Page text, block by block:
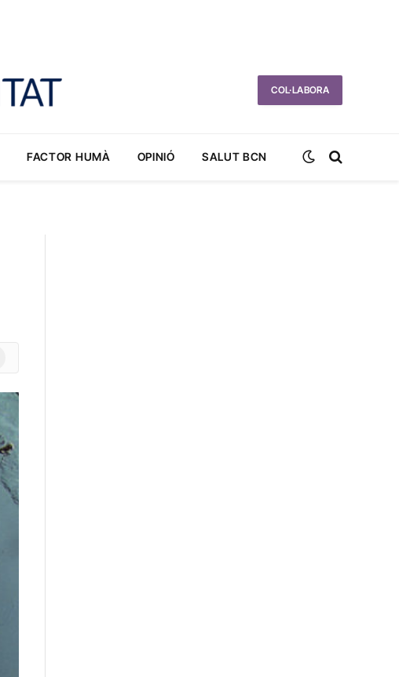
COL·LABORA
FACTOR HUMÀ OPINIÓ SALUT BCN